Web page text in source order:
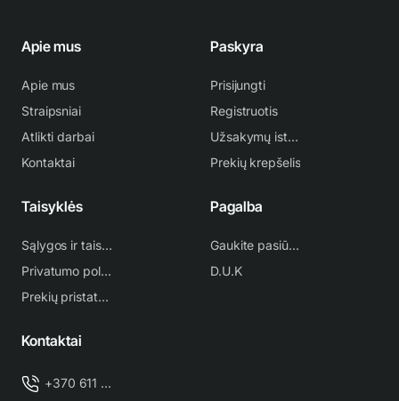
Apie mus
Apie mus
Straipsniai
Atlikti darbai
Kontaktai
Paskyra
Prisijungti
Registruotis
Užsakymų istorija
Prekių krepšelis
Taisyklės
Sąlygos ir taisyklės
Privatumo politika
Prekių pristatymas
Pagalba
Gaukite pasiūlymą
D.U.K
Kontaktai
+370 611 38 500